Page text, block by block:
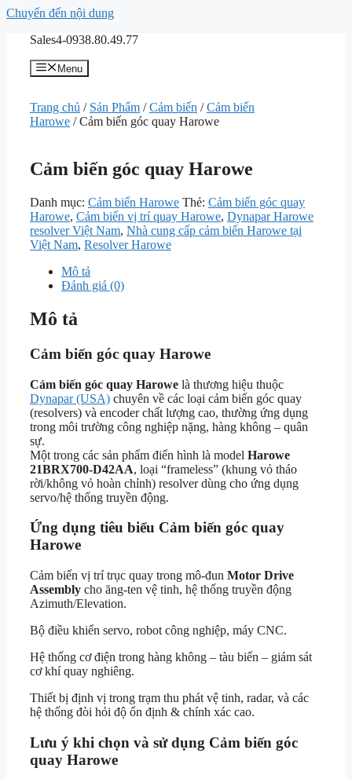
Chuyển đến nội dung
Sales4-0938.80.49.77
Menu
Trang chủ / Sản Phẩm /Cảm biến /Cảm biến
Harowe / Cảm biến góc quay Harowe
Cảm biến góc quay Harowe
Danh mục: Cảm biến Harowe Thẻ: Cảm biến góc quay
Harowe, Cảm biến vị trí quay Harowe, Dynapar Harowe
resolver Việt Nam, Nhà cung cấp cảm biến Harowe tại
Việt Nam, Resolver Harowe
Mô tả
Đánh giá (0)
Mô tả
Cảm biến góc quay Harowe
Cảm biến góc quay Harowe là thương hiệu thuộc
Dynapar (USA) chuyên về các loại cảm biến góc quay
(resolvers) và encoder chất lượng cao, thường ứng dụng
trong môi trường công nghiệp nặng, hàng không – quân
sự.
Một trong các sản phẩm điển hình là model Harowe
21BRX700-D42AA, loại “frameless” (khung vỏ tháo
rời/không vỏ hoàn chỉnh) resolver dùng cho ứng dụng
servo/hệ thống truyền động.
Ứng dụng tiêu biểu Cảm biến góc quay
Harowe
Cảm biến vị trí trục quay trong mô-đun Motor Drive
Assembly cho ăng-ten vệ tinh, hệ thống truyền động
Azimuth/Elevation.
Bộ điều khiển servo, robot công nghiệp, máy CNC.
Hệ thống cơ điện trong hàng không – tàu biển – giám sát
cơ khí quay nghiêng.
Thiết bị định vị trong trạm thu phát vệ tinh, radar, và các
hệ thống đòi hỏi độ ổn định & chính xác cao.
Lưu ý khi chọn và sử dụng Cảm biến góc
quay Harowe